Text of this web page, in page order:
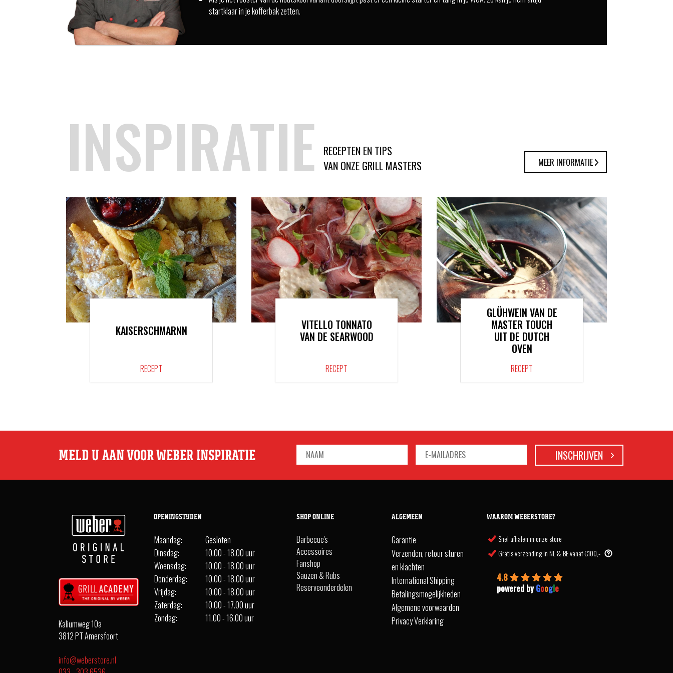
startklaar in je kofferbak zetten.
INSPIRATIE
RECEPTEN EN TIPS
VAN ONZE GRILL MASTERS
MEER INFORMATIE
KAISERSCHMARNN
RECEPT
VITELLO TONNATO
VAN DE SEARWOOD
RECEPT
GLÜHWEIN VAN DE
MASTER TOUCH
UIT DE DUTCH
OVEN
RECEPT
MELD U AAN VOOR WEBER INSPIRATIE
Kaliumweg 10a
3812 PT Amersfoort
info@weberstore.nl
OPENINGSTIJDEN
Maandag:
Gesloten
Dinsdag:
10.00 - 18.00 uur
Woensdag:
10.00 - 18.00 uur
Donderdag:
10.00 - 18.00 uur
Vrijdag:
10.00 - 18.00 uur
Zaterdag:
10.00 - 17.00 uur
Zondag:
11.00 - 16.00 uur
SHOP ONLINE
Barbecue's
Accessoires
Fanshop
Sauzen & Rubs
Reserveonderdelen
ALGEMEEN
Garantie
Verzenden, retour sturen
en klachten
International Shipping
Betalingsmogelijkheden
Algemene voorwaarden
Privacy Verklaring
WAAROM WEBERSTORE?
Snel afhalen in onze store
Gratis verzending in NL & BE vanaf €100,-
4.8
powered byGoogle